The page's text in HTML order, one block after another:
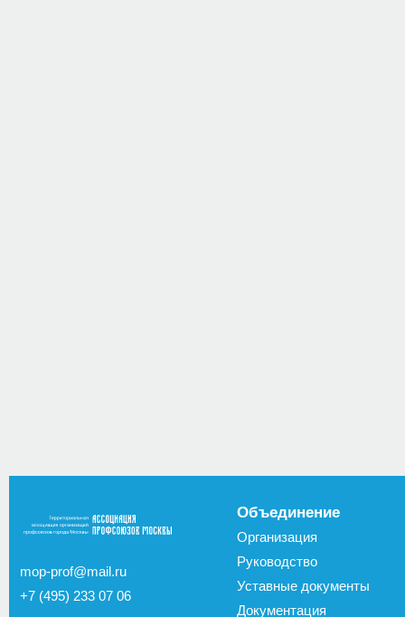
mop-prof@mail.ru
+7 (495) 233 07 06
Объединение
Организация
Руководство
Уставные документы
Документация